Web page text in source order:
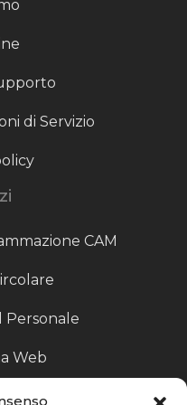
di Servizio
CAM
Personale
Web